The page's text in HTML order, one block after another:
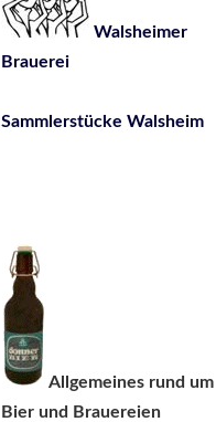
Walsheimer
Brauerei
Sammlerstücke Walsheim
Allgemeines rund um
Bier und Brauereien